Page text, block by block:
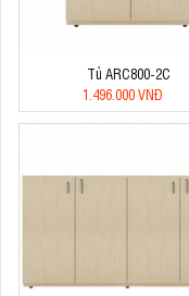
Tủ ARC800-2C
1.496.000 VNĐ